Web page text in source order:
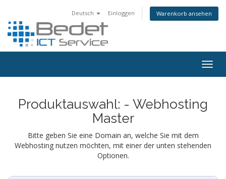
Deutsch Einloggen Warenkorb ansehen
Produktauswahl: - Webhosting
Master
Bitte geben Sie eine Domain an, welche Sie mit dem
Webhosting nutzen möchten, mit einer der unten stehenden
Optionen.